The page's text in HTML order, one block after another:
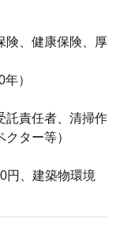
険、健康保険、厚
）
託責任者、清掃作
ター等）
円、建築物環境